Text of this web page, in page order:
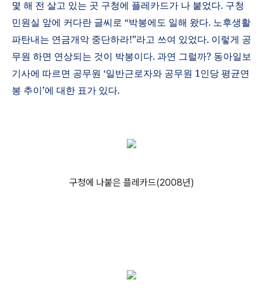
몇 해 전 살고 있는 곳 구청에 플레카드가 나 붙었다. 구청
민원실 앞에 커다란 글씨로 “박봉에도 일해 왔다. 노후생활
파탄내는 연금개악 중단하라!”라고 쓰여 있었다. 이렇게 공
무원 하면 연상되는 것이 박봉이다. 과연 그럴까? 동아일보
기사에 따르면 공무원 ‘일반근로자와 공무원 1인당 평균연
봉 추이’에 대한 표가 있다.
구청에 나붙은 플레카드(2008년)